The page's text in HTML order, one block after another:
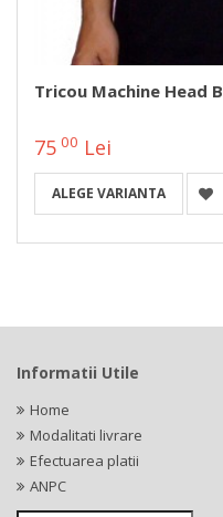
Tricou Machine Head
75 00 Lei
ALEGE VARIANTA
Informatii Utile
Home
Modalitati livrare
Efectuarea platii
ANPC